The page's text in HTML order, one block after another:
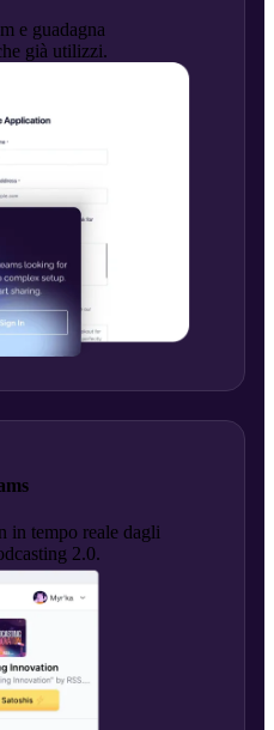
e guadagna
già utilizzi.
in tempo reale dagli
2.0.